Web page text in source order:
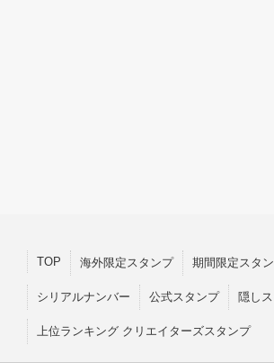
TOP 海外限定スタンプ 期間限定スタ
シリアルナンバー 公式スタンプ 隠し
上位ランキング クリエイターズスタンプ